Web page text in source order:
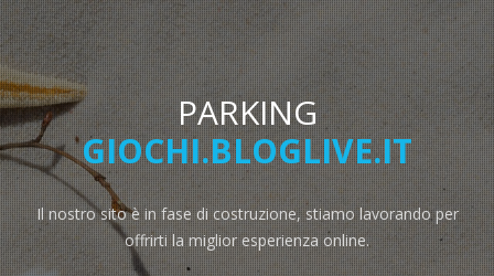
PARKING
GIOCHI.BLOGLIVE.IT
Il nostro sito è in fase di costruzione, stiamo lavorando per
offrirti la miglior esperienza online.